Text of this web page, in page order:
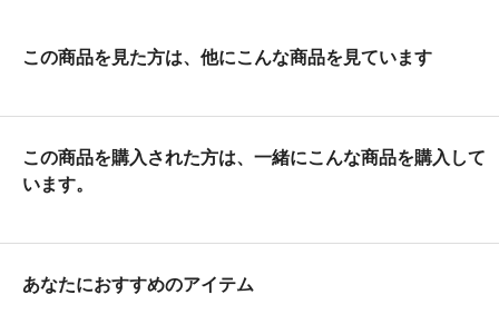
この商品を見た方は、他にこんな商品を見ています
この商品を購入された方は、一緒にこんな商品を購入して
います。
あなたにおすすめのアイテム